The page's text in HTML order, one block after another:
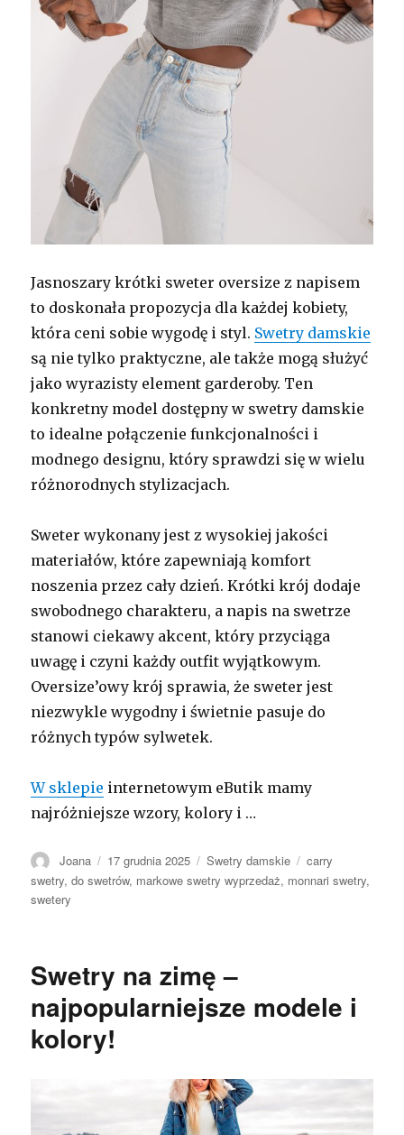
Jasnoszary krótki sweter oversize z napisem
to doskonała propozycja dla każdej kobiety,
która ceni sobie wygodę i styl. Swetry damskie
są nie tylko praktyczne, ale także mogą służyć
jako wyrazisty element garderoby. Ten
konkretny model dostępny w swetry damskie
to idealne połączenie funkcjonalności i
modnego designu, który sprawdzi się w wielu
różnorodnych stylizacjach.
Sweter wykonany jest z wysokiej jakości
materiałów, które zapewniają komfort
noszenia przez cały dzień. Krótki krój dodaje
swobodnego charakteru, a napis na swetrze
stanowi ciekawy akcent, który przyciąga
uwagę i czyni każdy outfit wyjątkowym.
Oversize’owy krój sprawia, że sweter jest
niezwykle wygodny i świetnie pasuje do
różnych typów sylwetek.
W sklepie internetowym eButik mamy
najróżniejsze wzory, kolory i …
Autor
Joana Opublikowano
17 grudnia 2025 Kategorie
Swetry damskie Tagi
carry
swetry,do swetrów, markowe swetry wyprzedaż, monnari swetry,
swetery
Swetry na zimę –
najpopularniejsze modele i
kolory!